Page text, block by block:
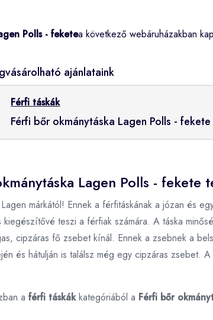
Polls - feketea következő webáruházakban
ajánlataink
Férfi táskák
Férfi bőr okmánytáska Lagen Polls - fekete
Lagen Polls - fekete
márkától! Ennek a férfitáskának a józan és
teszi a férfiak számára. A táska
cipzáras fő zsebet kínál. Ennek a zsebnek a
és hátulján is találsz még egy cipzáras zsebet.
a férfi táskákkategóriából a Férfi bőr